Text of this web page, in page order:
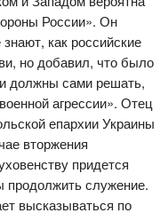
России». Он
как российские
но добавил, что было
должны сами решать,
агрессии». Отец
епархии Украины
вторжения
придется
продолжить служение.
высказываться по